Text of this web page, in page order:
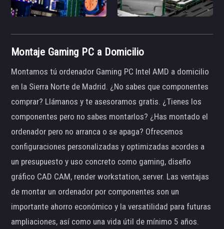
Montaje Gaming PC a Domicilio
Montamos tú ordenador Gaming PC Intel AMD a domicilio
en la Sierra Norte de Madrid. ¿No sabes que componentes
comprar? Llámanos y te asesoramos gratis. ¿Tienes los
componentes pero no sabes montarlos? ¿Has montado el
ordenador pero no arranca o se apaga? Ofrecemos
configuraciones personalizadas y optimizadas acordes a
un presupuesto y uso concreto como gaming, diseño
gráfico CAD CAM, render workstation, server. Las ventajas
de montar un ordenador por componentes son un
importante ahorro económico y la versatilidad para futuras
ampliaciones, así como una vida útil de mínimo 5 años.